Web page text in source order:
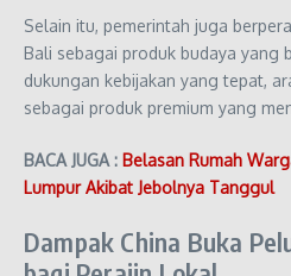
Selain itu, pemerintah juga
Bali sebagai produk budaya yang
dukungan kebijakan yang tepat,
sebagai produk premium yang
BACA JUGA : Belasan Rumah
Lumpur Akibat Jebolnya Tanggul
Dampak China Buka